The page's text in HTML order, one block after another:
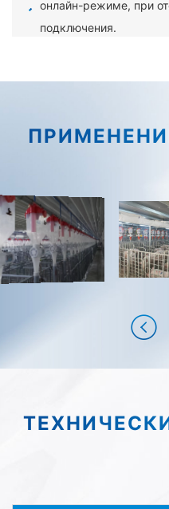
онлайн-режиме, при
подключения.